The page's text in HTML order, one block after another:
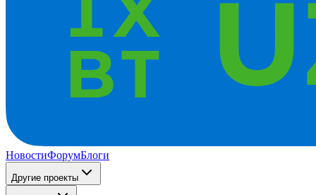
НовостиФорумБлоги
Другие проекты